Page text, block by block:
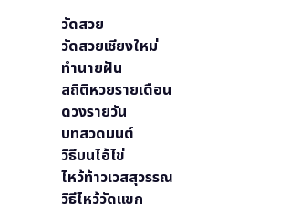
วัดสวย
วัดสวยเชียงใหม่
ทำนายฝัน
สถิติหวยรายเดือน
ดวงรายวัน
บทสวดมนต์
วิธีบนไอ้ไข่
ไหว้ท้าวเวสสุวรรณ
วิธีไหว้วัดแขก